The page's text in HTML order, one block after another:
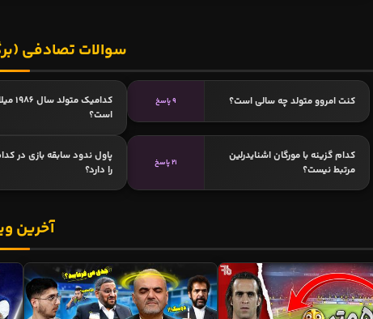
سوالات تصادفی
کنت امروو متولد چه سالی است؟ 9 پاسخ
کدامیک
است؟
کدام گزینه با مورگان اشنایدرلین
مرتبط نیست؟
21 پاسخ
پاول ندود سابقه بازی در
را دارد؟
آخرین